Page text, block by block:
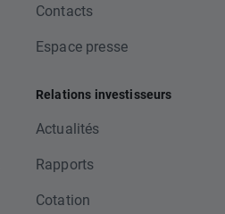
Contacts
Espace presse
Relations investisseurs
Actualités
Rapports
Cotation